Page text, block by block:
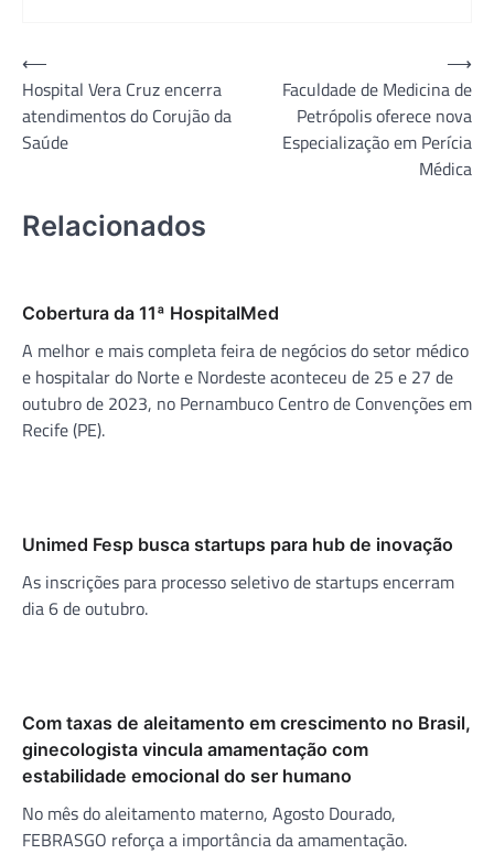
Navegação
de
Post
⟵
Hospital Vera Cruz encerra
atendimentos do Corujão da
Saúde
Faculdade de Medicina de
Petrópolis oferece nova
Especialização em Perícia
Médica
⟶
Relacionados
Cobertura da 11ª HospitalMed
A melhor e mais completa feira de negócios do setor médico
e hospitalar do Norte e Nordeste aconteceu de 25 e 27 de
outubro de 2023, no Pernambuco Centro de Convenções em
Recife (PE).
Unimed Fesp busca startups para hub de inovação
As inscrições para processo seletivo de startups encerram
dia 6 de outubro.
Com taxas de aleitamento em crescimento no Brasil,
ginecologista vincula amamentação com
estabilidade emocional do ser humano
No mês do aleitamento materno, Agosto Dourado,
FEBRASGO reforça a importância da amamentação.